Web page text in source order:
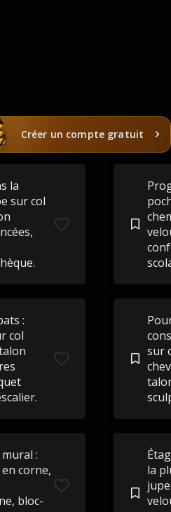
Créer un compte gratuit
la
sur col
:
col
sur
:
corne,
bloc-
la